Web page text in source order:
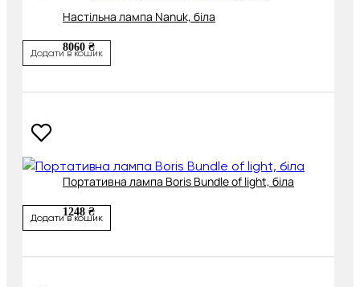
Настільна лампа Nanuk, біла
8060 ₴
Додати в кошик
Портативна лампа Boris Bundle of light, біла
1248 ₴
Додати в кошик